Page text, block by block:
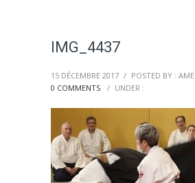
IMG_4437
15 DÉCEMBRE 2017 / POSTED BY : AME
0 COMMENTS
/ UNDER :